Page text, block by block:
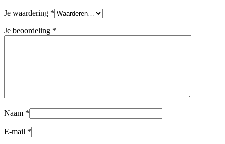
Je waardering *
Je beoordeling *
Naam *
E-mail *